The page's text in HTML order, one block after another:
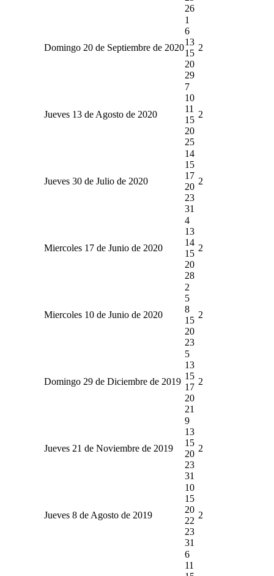
26
Domingo 20 de Septiembre de 2020
1
6
13
15
20
29
2
Jueves 13 de Agosto de 2020
7
10
11
15
20
25
2
Jueves 30 de Julio de 2020
14
15
17
20
23
31
2
Miercoles 17 de Junio de 2020
4
13
14
15
20
28
2
Miercoles 10 de Junio de 2020
2
5
8
15
20
23
2
Domingo 29 de Diciembre de 2019
5
13
15
17
20
21
2
Jueves 21 de Noviembre de 2019
9
13
15
20
23
31
2
Jueves 8 de Agosto de 2019
10
15
20
22
23
31
2
6
11